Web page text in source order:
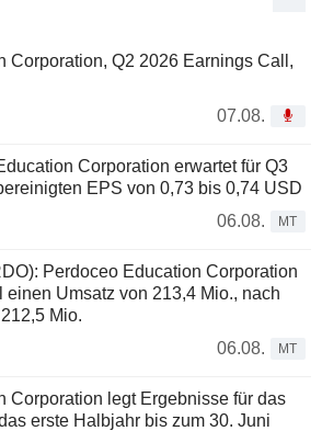
Corporation, Q2 2026 Earnings Call,
07.08.
Corporation erwartet für Q3
EPS von 0,73 bis 0,74 USD
06.08.
MT
Perdoceo Education Corporation
einen Umsatz von 213,4 Mio., nach
Mio.
06.08.
MT
Corporation legt Ergebnisse für das
erste Halbjahr bis zum 30. Juni